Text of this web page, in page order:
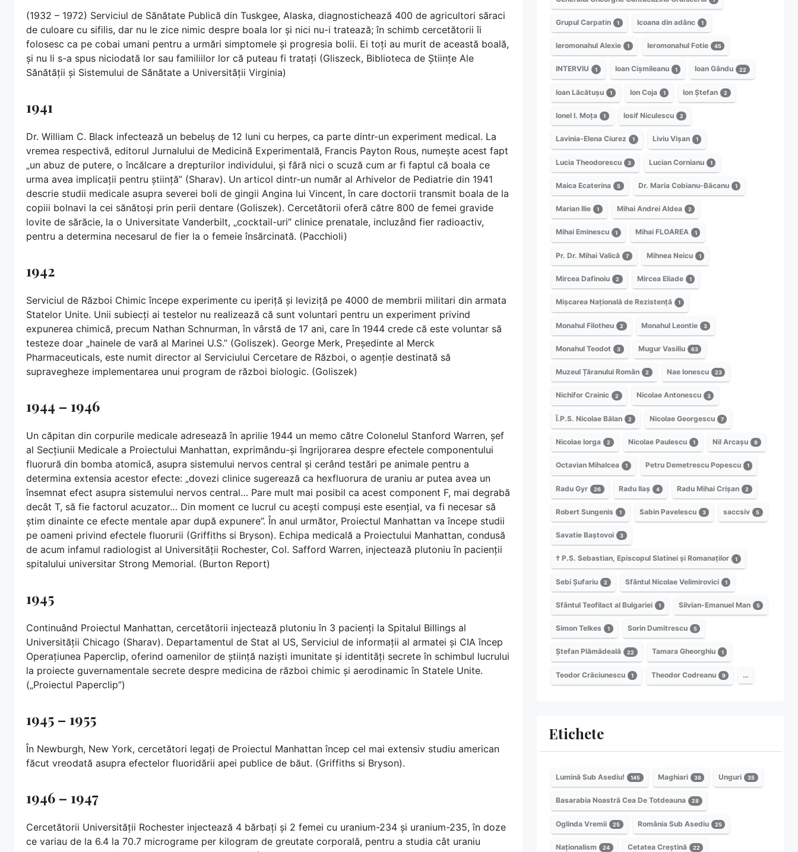
(1932 – 1972) Serviciul de Sănătate Publică din Tuskgee, Alaska, diagnostichează 400 de agricultori săraci
de culoare cu sifilis, dar nu le zice nimic despre boala lor și nici nu-i tratează; în schimb cercetătorii îi
folosesc ca pe cobai umani pentru a urmări simptomele și progresia bolii. Ei toți au murit de această boală,
și nu li s-a spus niciodată lor sau familiilor lor că puteau fi tratați (Gliszeck, Biblioteca de Științe Ale
Sănătății și Sistemului de Sănătate a Universității Virginia)
1941
Dr. William C. Black infectează un bebeluș de 12 luni cu herpes, ca parte dintr-un experiment medical. La
vremea respectivă, editorul Jurnalului de Medicină Experimentală, Francis Payton Rous, numește acest fapt
„un abuz de putere, o încălcare a drepturilor individului, și fără nici o scuză cum ar fi faptul că boala ce
urma avea implicații pentru știință” (Sharav). Un articol dintr-un număr al Arhivelor de Pediatrie din 1941
descrie studii medicale asupra severei boli de gingii Angina lui Vincent, în care doctorii transmit boala de la
copiii bolnavi la cei sănătoși prin perii dentare (Goliszek). Cercetătorii oferă către 800 de femei gravide
lovite de sărăcie, la o Universitate Vanderbilt, „cocktail-uri” clinice prenatale, incluzând fier radioactiv,
pentru a determina necesarul de fier la o femeie însărcinată. (Pacchioli)
1942
Serviciul de Război Chimic începe experimente cu iperiță și leviziță pe 4000 de membrii militari din armata
Statelor Unite. Unii subiecți ai testelor nu realizează că sunt voluntari pentru un experiment privind
expunerea chimică, precum Nathan Schnurman, în vârstă de 17 ani, care în 1944 crede că este voluntar să
testeze doar „hainele de vară al Marinei U.S.” (Goliszek). George Merk, Președinte al Merck
Pharmaceuticals, este numit director al Serviciului Cercetare de Război, o agenție destinată să
supravegheze implementarea unui program de război biologic. (Goliszek)
1944 – 1946
Un căpitan din corpurile medicale adresează în aprilie 1944 un memo către Colonelul Stanford Warren, șef
al Secțiunii Medicale a Proiectului Manhattan, exprimându-și îngrijorarea despre efectele componentului
fluorură din bomba atomică, asupra sistemului nervos central și cerând testări pe animale pentru a
determina extensia acestor efecte: „dovezi clinice sugerează ca hexfluorura de uraniu ar putea avea un
însemnat efect asupra sistemului nervos central… Pare mult mai posibil ca acest component F, mai degrabă
decât T, să fie factorul acuzator… Din moment ce lucrul cu acești compuși este esențial, va fi necesar să
știm dinainte ce efecte mentale apar după expunere”. În anul următor, Proiectul Manhattan va începe studii
pe oameni privind efectele fluorurii (Griffiths si Bryson). Echipa medicală a Proiectului Manhattan, condusă
de acum infamul radiologist al Universității Rochester, Col. Safford Warren, injectează plutoniu în pacienții
spitalului universitar Strong Memorial. (Burton Report)
1945
Continuând Proiectul Manhattan, cercetătorii injectează plutoniu în 3 pacienți la Spitalul Billings al
Universității Chicago (Sharav). Departamentul de Stat al US, Serviciul de informații al armatei și CIA încep
Operațiunea Paperclip, oferind oamenilor de știință naziști imunitate și identități secrete în schimbul lucrului
la proiecte guvernamentale secrete despre medicina de război chimic și aerodinamic în Statele Unite.
(„Proiectul Paperclip”)
1945 – 1955
În Newburgh, New York, cercetători legați de Proiectul Manhattan încep cel mai extensiv studiu american
făcut vreodată asupra efectelor fluoridării apei publice de băut. (Griffiths si Bryson).
1946 – 1947
Cercetătorii Universității Rochester injectează 4 bărbați și 2 femei cu uranium-234 și uranium-235, în doze
ce variau de la 6.4 la 70.7 micrograme per kilogram de greutate corporală, pentru a studia cât uraniu
Grupul Carpatin 1 Icoana din adânc 1
Ieromonahul Alexie 1 Ieromonahul Fotie 45
INTERVIU 1 Ioan Cișmileanu 1 Ioan Gându 22
Ioan Lăcătușu 1 Ion Coja 1 Ion Ștefan 2
Ionel I. Moța 1 Iosif Niculescu 2
Lavinia-Elena Ciurez 1 Liviu Vișan 1
Lucia Theodorescu 3 Lucian Cornianu 1
Maica Ecaterina 5 Dr. Maria Cobianu-Băcanu 1
Marian Ilie 1 Mihai Andrei Aldea 2
Mihai Eminescu 1 Mihai FLOAREA 1
Pr. Dr. Mihai Valică 7 Mihnea Neicu 1
Mircea Dafinoiu 2 Mircea Eliade 1
Mișcarea Națională de Rezistență 1
Monahul Filotheu 2 Monahul Leontie 3
Monahul Teodot 3 Mugur Vasiliu 63
Muzeul Țăranului Român 2 Nae Ionescu 23
Nichifor Crainic 2 Nicolae Antonescu 3
Î.P.S. Nicolae Bălan 2 Nicolae Georgescu 7
Nicolae Iorga 2 Nicolae Paulescu 1 Nil Arcașu 9
Octavian Mihalcea 1 Petru Demetrescu Popescu 1
Radu Gyr 26 Radu Ilaș 4 Radu Mihai Crișan 2
Robert Sungenis 1 Sabin Pavelescu 3 saccsiv 5
Savatie Baștovoi 3
† P.S. Sebastian, Episcopul Slatinei și Romanaților 1
Sebi Șufariu 2 Sfântul Nicolae Velimirovici 1
Sfântul Teofilact al Bulgariei 1 Silvian-Emanuel Man 5
Simon Telkes 1 Sorin Dumitrescu 5
Ștefan Plămădeală 22 Tamara Gheorghiu 1
Teodor Crăciunescu 1 Theodor Codreanu 9 …
Etichete
Lumină Sub Asediu! 145 Maghiari 38 Unguri 35
Basarabia Noastră Cea De Totdeauna 28
Oglinda Vremii 25 România Sub Asediu 25
Naționalism 24 Cetatea Creștină 22